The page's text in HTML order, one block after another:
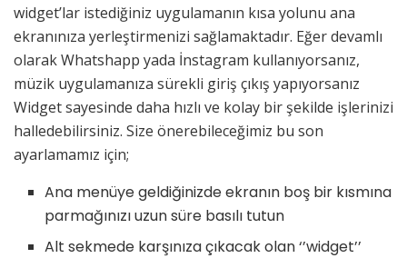
widget’lar istediğiniz uygulamanın kısa yolunu ana
ekranınıza yerleştirmenizi sağlamaktadır. Eğer devamlı
olarak Whatshapp yada İnstagram kullanıyorsanız,
müzik uygulamanıza sürekli giriş çıkış yapıyorsanız
Widget sayesinde daha hızlı ve kolay bir şekilde işlerinizi
halledebilirsiniz. Size önerebileceğimiz bu son
ayarlamamız için;
Ana menüye geldiğinizde ekranın boş bir kısmına
parmağınızı uzun süre basılı tutun
Alt sekmede karşınıza çıkacak olan ‘’widget’’